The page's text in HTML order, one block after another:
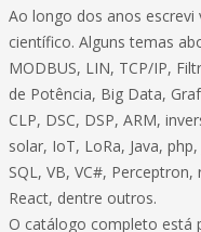
Ao longo dos anos
científico. Alguns temas
MODBUS, LIN, TCP/IP,
de Potência, Big Data,
CLP, DSC, DSP, ARM,
solar, IoT, LoRa, Java, php,
SQL, VB, VC#,
React, dentre outros.
O catálogo completo está